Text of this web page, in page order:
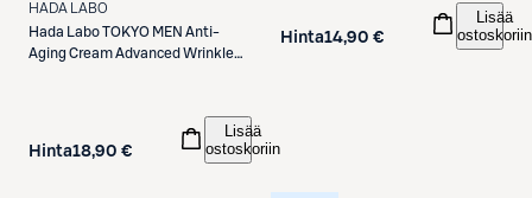
HADA LABO
Hada Labo TOKYO MEN Anti-
Aging Cream Advanced Wrinkle
Hinta18,90 €
Lisää
ostoskoriin
Hinta14,90 €
Lisää
ostoskoriin